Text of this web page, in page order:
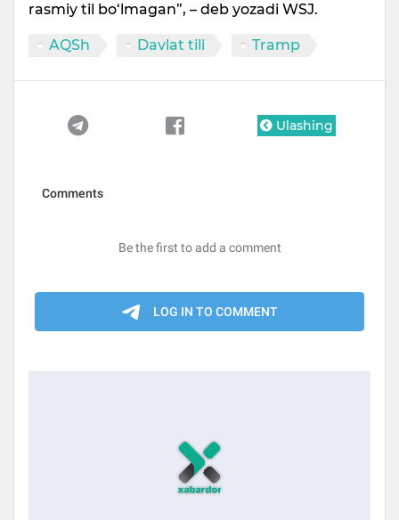
rasmiy til bo‘lmagan”, – deb yozadi WSJ.
AQSh Davlat tili Tramp
Ulashing